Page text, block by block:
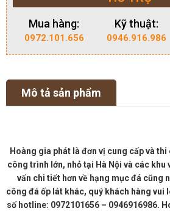
Mua hàng:
0972.101.656
Kỹ thuật:
0946.916.986
Mô tả sản phẩm
Hoàng gia phát là đơn vị cung cấp và
công trình lớn, nhỏ tại Hà Nội và các
vấn chi tiết hơn về hạng mục đá cũng
công đá ốp lát khác, quý khách hàng vui
số hotline: 0972101656 – 0946916986.